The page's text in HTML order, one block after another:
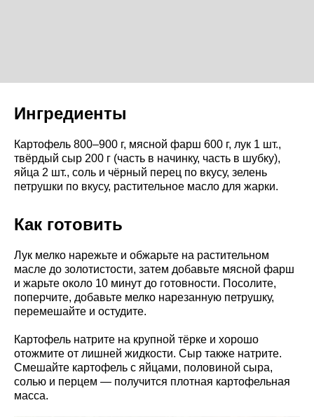
Ингредиенты
Картофель 800–900 г, мясной фарш 600 г, лук 1 шт.,
твёрдый сыр 200 г (часть в начинку, часть в шубку),
яйца 2 шт., соль и чёрный перец по вкусу, зелень
петрушки по вкусу, растительное масло для жарки.
Как готовить
Лук мелко нарежьте и обжарьте на растительном
масле до золотистости, затем добавьте мясной фарш
и жарьте около 10 минут до готовности. Посолите,
поперчите, добавьте мелко нарезанную петрушку,
перемешайте и остудите.
Картофель натрите на крупной тёрке и хорошо
отожмите от лишней жидкости. Сыр также натрите.
Смешайте картофель с яйцами, половиной сыра,
солью и перцем — получится плотная картофельная
масса.